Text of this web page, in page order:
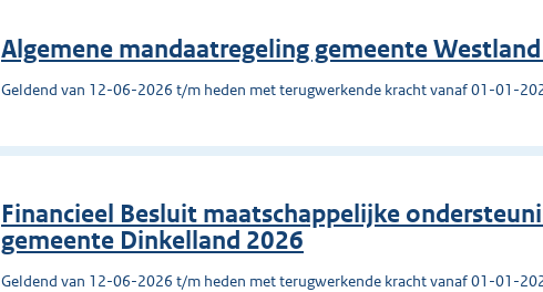
Algemene mandaatregeling gemeente
Geldend van 12-06-2026 t/m heden met terugwerkende kracht vanaf 01-01-
Financieel Besluit maatschappelijke
gemeente Dinkelland 2026
Geldend van 12-06-2026 t/m heden met terugwerkende kracht vanaf 01-01-